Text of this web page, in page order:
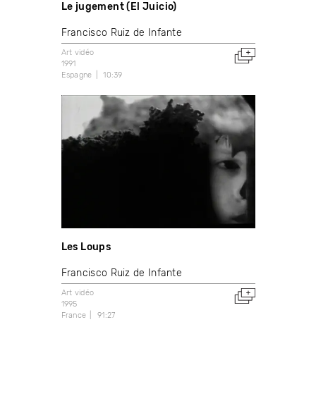
Le jugement (El Juicio)
Francisco Ruiz de Infante
Art vidéo
1991
Espagne
10:39
Les Loups
Francisco Ruiz de Infante
Art vidéo
1995
France
91:27